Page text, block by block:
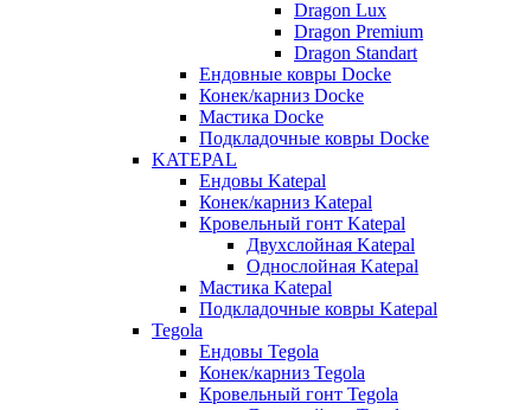
Dragon Lux
Dragon Premium
Dragon Standart
Ендовные ковры Docke
Конек/карниз Docke
Мастика Docke
Подкладочные ковры Docke
KATEPAL
Ендовы Katepal
Конек/карниз Katepal
Кровельный гонт Katepal
Двухслойная Katepal
Однослойная Katepal
Мастика Katepal
Подкладочные ковры Katepal
Tegola
Ендовы Tegola
Конек/карниз Tegola
Кровельный гонт Tegola